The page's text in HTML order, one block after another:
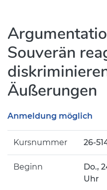
Souverän
Äußerungen
Anmeldung möglich
Kursnummer 26-
Beginn Do.,
Uhr